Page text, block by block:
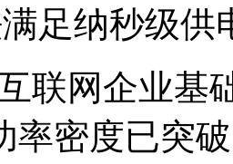
足纳秒级供
联网企业基
率密度已突